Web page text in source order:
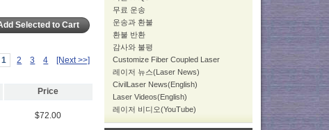
1 2 3 4 [Next >>]
Price
$72.00
무료 운송
운송과 환불
환불 반환
감사와 불평
Customize Fiber Coupled Laser
레이저 뉴스(Laser News)
CivilLaser News(English)
Laser Videos(English)
레이저 비디오(YouTube)